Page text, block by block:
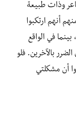
وذات طبيعة
أنهم ارتكبوا
في الواقع
بالآخرين. فلو
أن مشكلتي